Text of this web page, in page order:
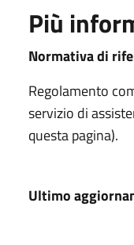
Più
Normativa di
Regolamento
servizio di
questa pagina).
Ultimo